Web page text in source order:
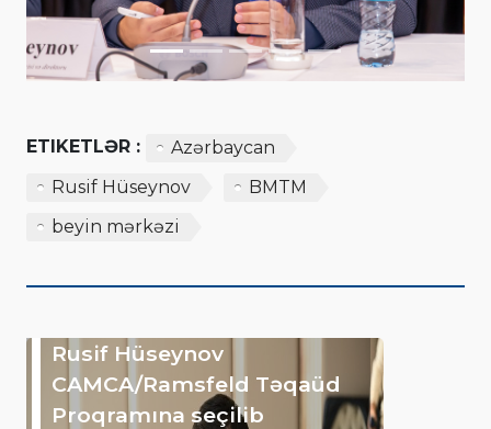
ETIKETLƏR :
Azərbaycan
Rusif Hüseynov
BMTM
beyin mərkəzi
Rusif Hüseynov
CAMCA/Ramsfeld Təqaüd
Proqramına seçilib